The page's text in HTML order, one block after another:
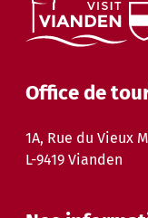
Office de
1A, Rue du Vieux
L-9419 Vianden